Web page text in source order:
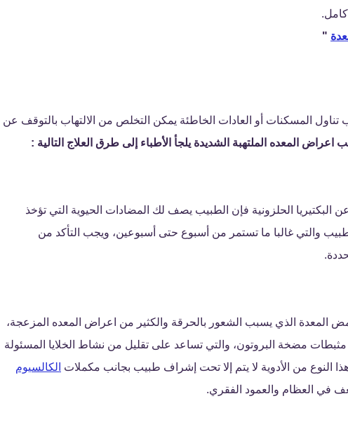
"
تناول المسكنات أو العادات الخاطئة يمكن التخلص من الالتهاب بالتوقف عن
المعده الملتهبة الشديدة يلجأ الأطباء إلى طرق العلاج التالية :
عن البكتيريا الحلزونية فإن الطبيب يصف لك المضادات الحيوية التي تؤخذ
والتي غالبا ما تستمر من أسبوع حتى أسبوعين، ويجب التأكد من
المعدة الذي يسبب الشعور بالحرقة والكثير من اعراض المعده المزعجة،
مضخة البروتون، والتي تساعد على تقليل من نشاط الخلايا المسئولة
النوع من الأدوية لا يتم إلا تحت إشراف طبيب بجانب مكملات الكالسيوم
في العظام والعمود الفقري.